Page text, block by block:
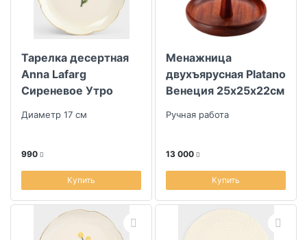
Тарелка десертная
Anna Lafarg
Сиреневое Утро
Диаметр 17 см
990
Купить
Менажница
двухъярусная Platano
Венеция 25х25х22см
Ручная работа
13 000
Купить